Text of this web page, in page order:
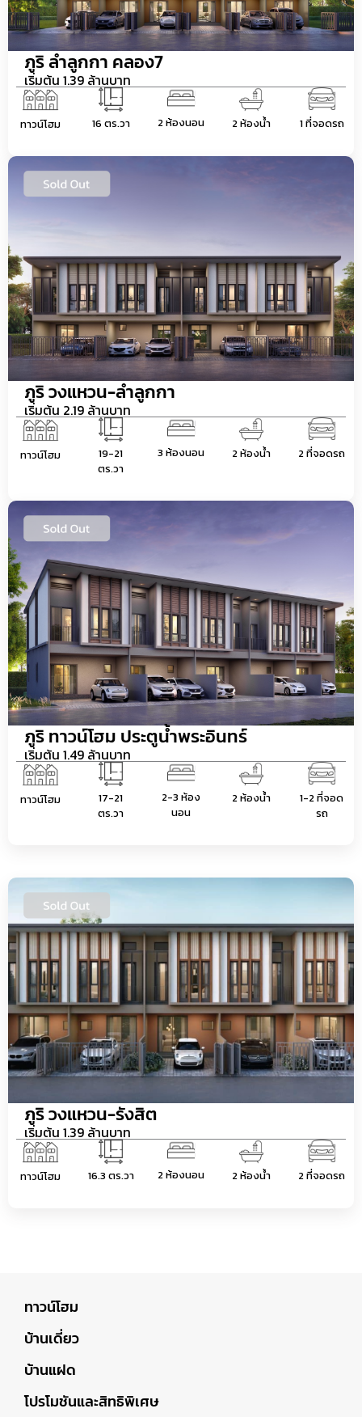
ภูริ ลำลูกกา คลอง7
เริ่มต้น 1.39 ล้านบาท
ทาวน์โฮม 16 ตร.วา 2 ห้องนอน 2 ห้องน้ำ 1 ที่จอดรถ
ภูริ วงแหวน-ลำลูกกา
เริ่มต้น 2.19 ล้านบาท
ทาวน์โฮม
19-21
ตร.วา
3 ห้องนอน 2 ห้องน้ำ 2 ที่จอดรถ
ภูริ ทาวน์โฮม ประตูน้ำพระอินทร์
เริ่มต้น 1.49 ล้านบาท
ทาวน์โฮม
17-21
ตร.วา
2-3 ห้อง
นอน
2 ห้องน้ำ
1-2 ที่จอด
รถ
ภูริ วงแหวน-รังสิต
เริ่มต้น 1.39 ล้านบาท
ทาวน์โฮม 16.3 ตร.วา 2 ห้องนอน 2 ห้องน้ำ 2 ที่จอดรถ
ทาวน์โฮม
บ้านเดี่ยว
บ้านแฝด
โปรโมชันและสิทธิพิเศษ